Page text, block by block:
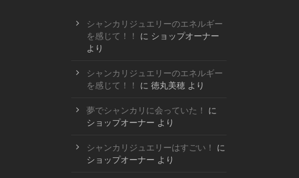
シャンカリジュエリーのエネルギー
を感じて！！
に ショップオーナー
より
シャンカリジュエリーのエネルギー
を感じて！！
に 徳丸美穂 より
夢でシャンカリに会っていた！
に
ショップオーナー より
シャンカリジュエリーはすごい！
に
ショップオーナー より